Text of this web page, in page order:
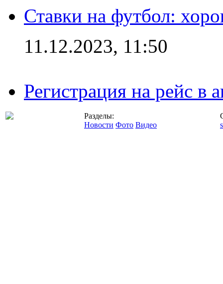
Ставки на футбол:
11.12.2023, 11:50
Регистрация на рейс в
Разделы:
Новости Фото Видео